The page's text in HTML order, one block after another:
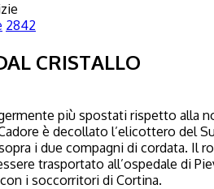
2842
CRISTALLO
più spostati rispetto alla
è decollato l’elicottero del
i due compagni di cordata. Il
trasportato all’ospedale di
i soccorritori di Cortina.